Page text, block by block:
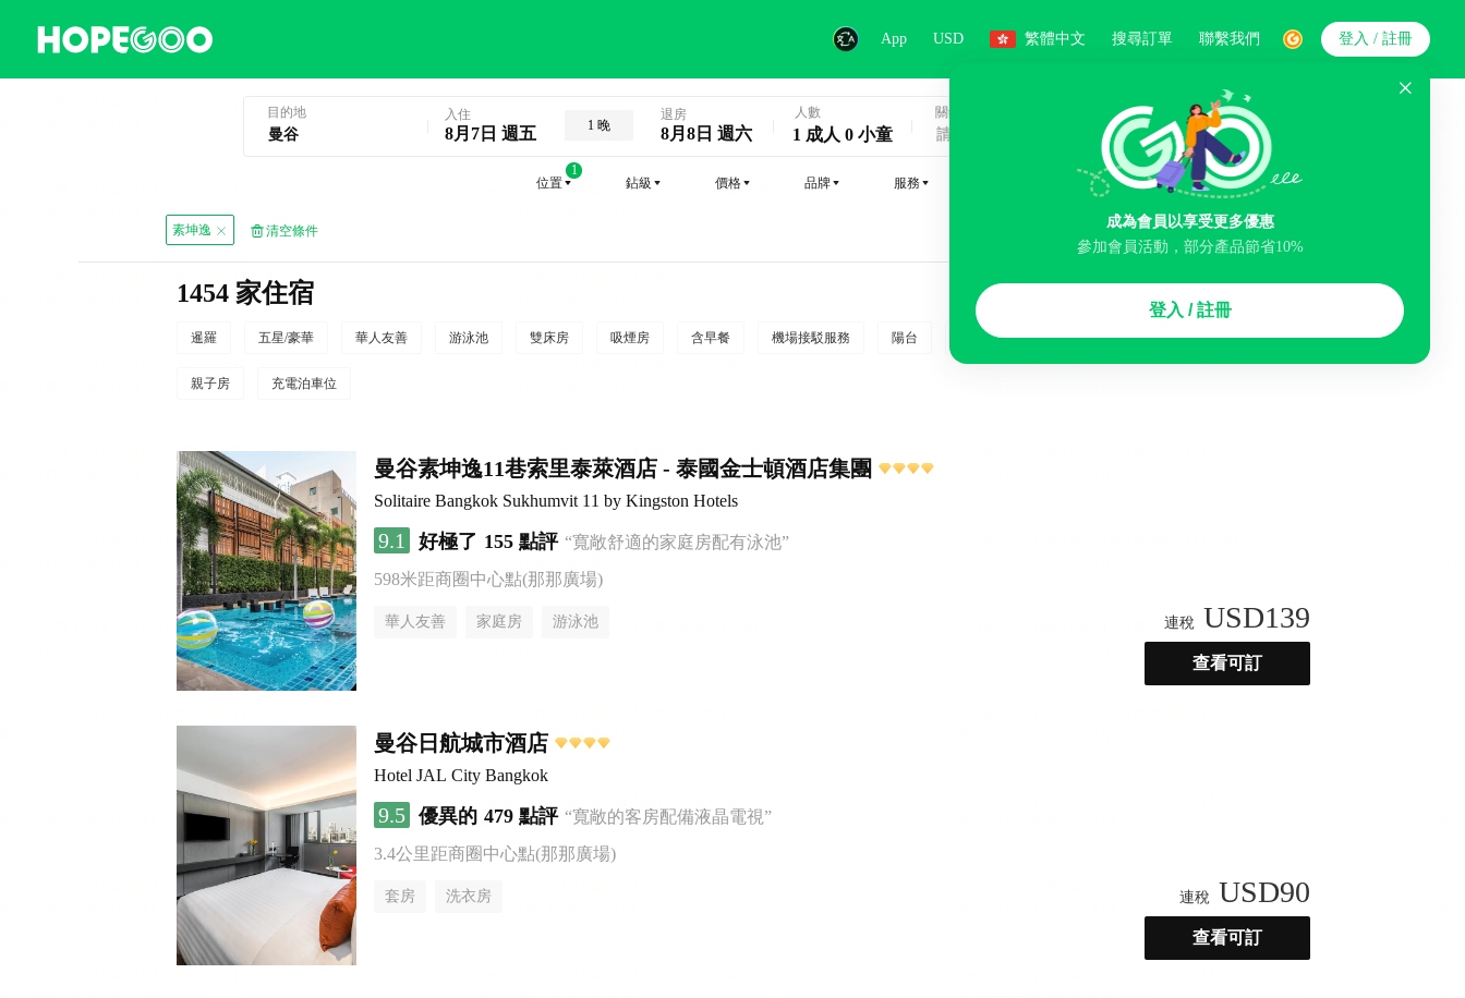
App USD 繁體中文 搜尋訂單 聯繫我們
成為會員以享受更多優惠
參加會員活動，部分產品節省10%
登入 / 註冊
登入 / 註冊
目的地 入住
8月7日 週五 1 晚
退房
8月8日 週六
人數
1 成人 0 小童
關鍵字
搜索
位置
1
鉆級
價格 品牌 服務
素坤逸 清空條件
1454 家住宿
暹羅 五星/豪華 華人友善 游泳池 雙床房 吸煙房 含早餐 機場接駁服務 陽台 行李寄存服務 免費取消 民宿 泊車場
親子房 充電泊車位
曼谷素坤逸11巷索里泰萊酒店 - 泰國金士頓酒店集團
Solitaire Bangkok Sukhumvit 11 by Kingston Hotels
9.1 好極了 155 點評 “寬敞舒適的家庭房配有泳池”
598米距商圈中心點(那那廣場)
華人友善 家庭房 游泳池 連稅 USD139
查看可訂
曼谷日航城市酒店
Hotel JAL City Bangkok
9.5 優異的 479 點評 “寬敞的客房配備液晶電視”
3.4公里距商圈中心點(那那廣場)
套房 洗衣房 連稅 USD90
查看可訂